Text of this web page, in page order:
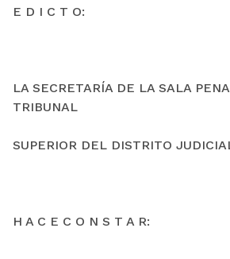
E D I C T O:
LA SECRETARÍA DE LA SALA
TRIBUNAL
SUPERIOR DEL DISTRITO
H A C E C O N S T A R: